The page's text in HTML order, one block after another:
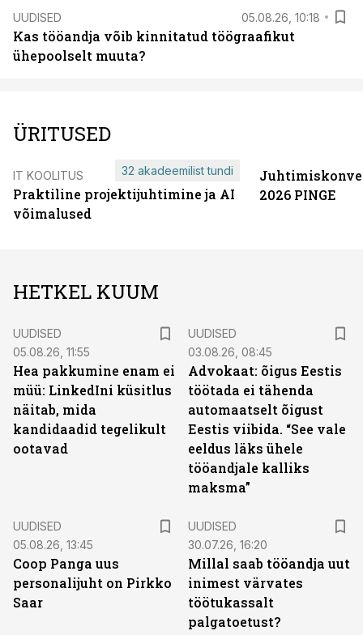
UUDISED 05.08.26, 10:18
Kas tööandja võib kinnitatud töögraafikut
ühepoolselt muuta?
ÜRITUSED
IT KOOLITUS
Praktiline projektijuhtimine ja AI
võimalused
32 akadeemilist tundi
2026 PINGE
HETKEL KUUM
UUDISED
05.08.26, 11:55
Hea pakkumine enam ei
müü: LinkedIni küsitlus
näitab, mida
kandidaadid tegelikult
ootavad
UUDISED
03.08.26, 08:45
Advokaat: õigus Eestis
töötada ei tähenda
automaatselt õigust
Eestis viibida. “See vale
eeldus läks ühele
tööandjale kalliks
maksma”
UUDISED
05.08.26, 13:45
Coop Panga uus
personalijuht on Pirkko
Saar
UUDISED
30.07.26, 16:20
Millal saab tööandja uut
inimest värvates
töötukassalt
palgatoetust?